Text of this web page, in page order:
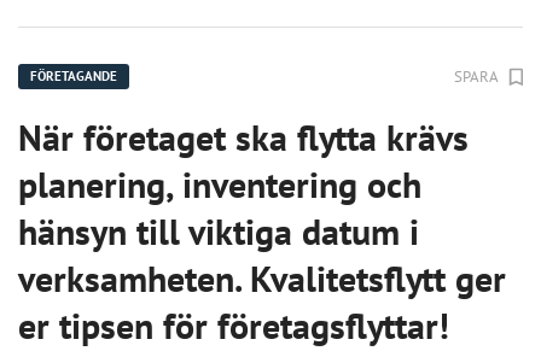
FÖRETAGANDE SPARA
När företaget ska flytta krävs
planering, inventering och
hänsyn till viktiga datum i
verksamheten. Kvalitetsflytt ger
er tipsen för företagsflyttar!